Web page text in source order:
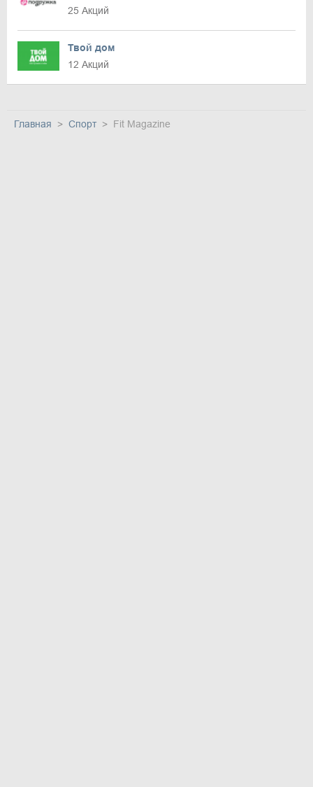
25 Акций
Твой дом
12 Акций
Главная Спорт Fit Magazine